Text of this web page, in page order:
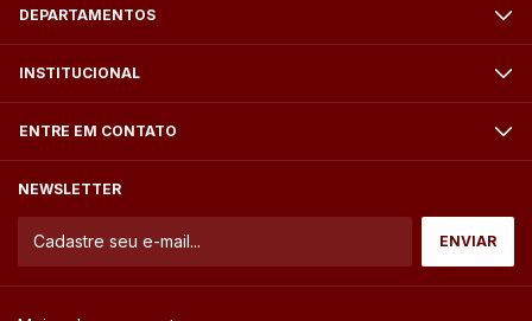
DEPARTAMENTOS
INSTITUCIONAL
ENTRE EM CONTATO
NEWSLETTER